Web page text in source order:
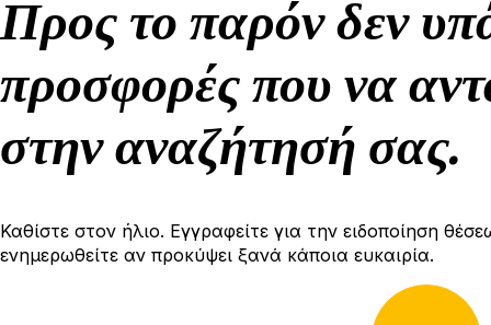
Προς το παρόν δεν
προσφορές που να
στην αναζήτησή σας.
Καθίστε στον ήλιο. Εγγραφείτε για την ειδοποίηση
ενημερωθείτε αν προκύψει ξανά κάποια ευκαιρία.